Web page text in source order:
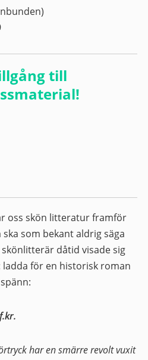
till
oss skön litteratur framför
som bekant aldrig säga
dåtid visade sig
för en historisk roman
har en smärre revolt vuxit